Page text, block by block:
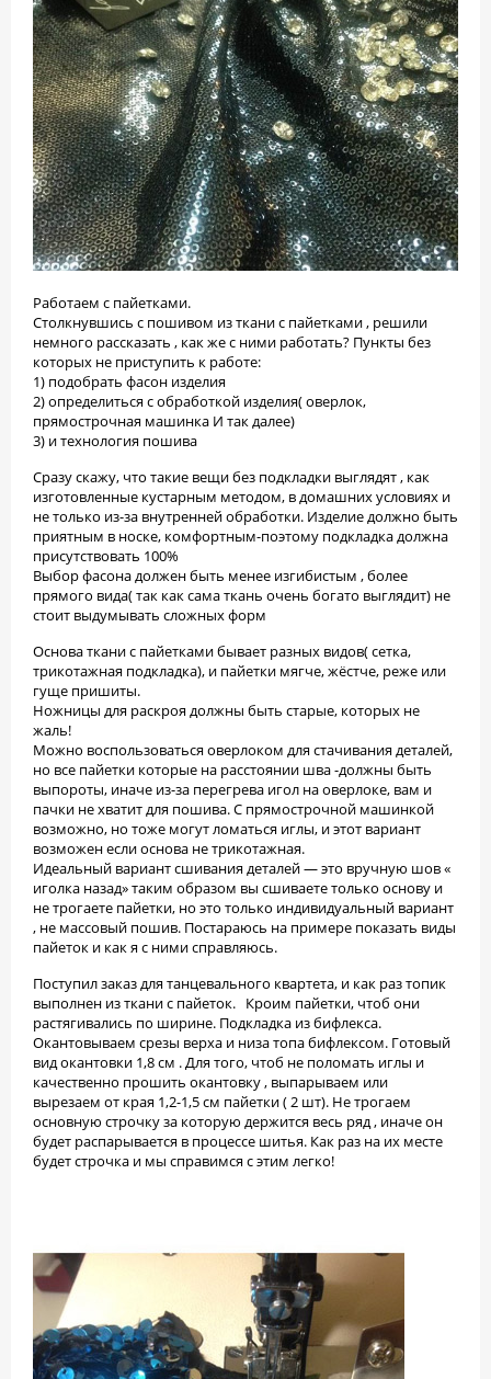
Работаем с пайетками.
Столкнувшись с пошивом из ткани с пайетками , решили
немного рассказать , как же с ними работать? Пункты без
которых не приступить к работе:
1) подобрать фасон изделия
2) определиться с обработкой изделия( оверлок,
прямострочная машинка И так далее)
3) и технология пошива
Сразу скажу, что такие вещи без подкладки выглядят , как
изготовленные кустарным методом, в домашних условиях и
не только из-за внутренней обработки. Изделие должно быть
приятным в носке, комфортным-поэтому подкладка должна
присутствовать 100%
Выбор фасона должен быть менее изгибистым , более
прямого вида( так как сама ткань очень богато выглядит) не
стоит выдумывать сложных форм
Основа ткани с пайетками бывает разных видов( сетка,
трикотажная подкладка), и пайетки мягче, жёстче, реже или
гуще пришиты.
Ножницы для раскроя должны быть старые, которых не
жаль!
Можно воспользоваться оверлоком для стачивания деталей,
но все пайетки которые на расстоянии шва -должны быть
выпороты, иначе из-за перегрева игол на оверлоке, вам и
пачки не хватит для пошива. С прямострочной машинкой
возможно, но тоже могут ломаться иглы, и этот вариант
возможен если основа не трикотажная.
Идеальный вариант сшивания деталей — это вручную шов «
иголка назад» таким образом вы сшиваете только основу и
не трогаете пайетки, но это только индивидуальный вариант
, не массовый пошив. Постараюсь на примере показать виды
пайеток и как я с ними справляюсь.
Поступил заказ для танцевального квартета, и как раз топик
выполнен из ткани с пайеток. Кроим пайетки, чтоб они
растягивались по ширине. Подкладка из бифлекса.
Окантовываем срезы верха и низа топа бифлексом. Готовый
вид окантовки 1,8 см . Для того, чтоб не поломать иглы и
качественно прошить окантовку , выпарываем или
вырезаем от края 1,2-1,5 см пайетки ( 2 шт). Не трогаем
основную строчку за которую держится весь ряд , иначе он
будет распарывается в процессе шитья. Как раз на их месте
будет строчка и мы справимся с этим легко!